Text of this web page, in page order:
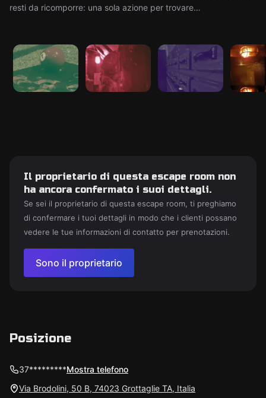
resti da ricomporre: una sola azione per trovare…
Il proprietario di questa escape room non
ha ancora confermato i suoi dettagli.
Se sei il proprietario di questa escape room, ti preghiamo
di confermare i tuoi dettagli in modo che i clienti possano
vedere le tue informazioni di contatto per prenotazioni.
Sono il proprietario
Posizione
37*********Mostra telefono
Via Brodolini, 50 B, 74023 Grottaglie TA, Italia